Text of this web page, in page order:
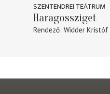
SZENTENDREI TEÁTRUM
Haragossziget
Rendező Widder Kristóf